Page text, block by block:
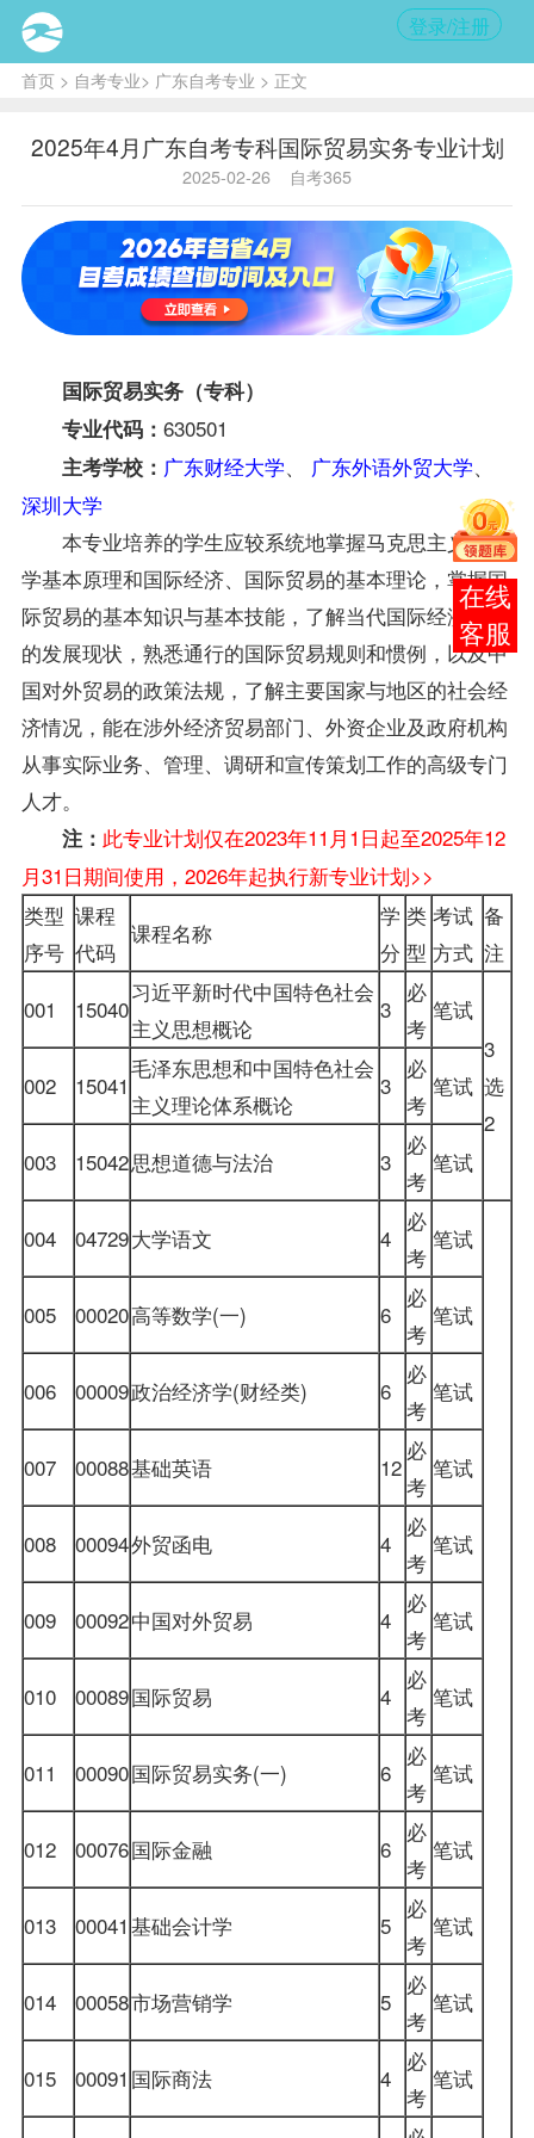
登录/注册
首页> 自考专业> 广东自考专业 > 正文
2025年4月广东自考专科国际贸易实务专业计划
2025-02-26 自考365
国际贸易实务（专科）
专业代码： 630501
主考学校： 广东财经大学、 广东外语外贸大学、
深圳大学
本专业培养的学生应较系统地掌握马克思主义经济
学基本原理和国际经济、 国际贸易的基本理论，掌握国
际贸易的基本知识与基本技能，了解当代国际经济贸易
的发展现状，熟悉通行的国际贸易规则和惯例，以及中
国对外贸易的政策法规，了解主要国家与地区的社会经
济情况，能在涉外经济贸易部门、外资企业及政府机构
从事实际业务、管理、调研和宣传策划工作的高级专门
人才。
注： 此专业计划仅在2023年11月1日起至2025年12
月31日期间使用，2026年起执行新专业计划>>
类型
序号
课程
代码
课程名称
学
分
类
型
考试
方式
备
注
001
15040
习近平新时代中国特色社会
主义思想概论
3
必
考
笔试
3
选
2
002 15041
毛泽东思想和中国特色社会
主义理论体系概论
3
必
考
笔试
003 15042思想道德与法治 3
必
考
笔试
004 04729大学语文 4
必
考
笔试
005 00020高等数学(一) 6
必
考
笔试
006 00009政治经济学(财经类) 6
必
考
笔试
007 00088基础英语 12
必
考
笔试
008 00094外贸函电 4
必
考
笔试
009 00092中国对外贸易 4
必
考
笔试
010 00089国际贸易 4
必
考
笔试
011 00090国际贸易实务(一) 6
必
考
笔试
012 00076国际金融 6
必
考
笔试
013 00041 基础会计学 5
必
考
笔试
014 00058市场营销学 5
必
考
笔试
015 00091 国际商法 4
必
考
笔试
在线
客服